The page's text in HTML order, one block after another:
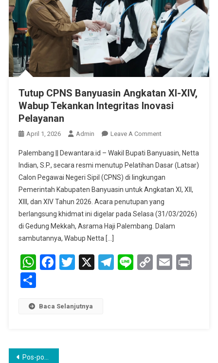
Tutup CPNS Banyuasin Angkatan XI-XIV,
Wabup Tekankan Integritas Inovasi
Pelayanan
April 1, 2026 Admin Leave A CommentOn
CPNS
Banyuasin
Angkatan
XI-
XIV,
Wabup
Tekankan
Pelayanan
​Palembang || Dewantara.id – Wakil Bupati Banyuasin, Netta
Indian, S.P., secara resmi menutup Pelatihan Dasar (Latsar)
Calon Pegawai Negeri Sipil (CPNS) di lingkungan
Pemerintah Kabupaten Banyuasin untuk Angkatan XI, XII,
XIII, dan XIV Tahun 2026. Acara penutupan yang
berlangsung khidmat ini digelar pada Selasa (31/03/2026)
di Gedung Mekkah, Asrama Haji Palembang. ​Dalam
sambutannya, Wabup Netta […]
WhatsApp
Facebook
Twitter
X Telegram
LineCopyEmail
Share
Baca Selanjutnya
Navigasi
Pos-pos lama